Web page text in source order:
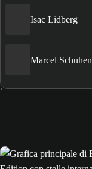
Isac Lidberg
Marcel Schuhen